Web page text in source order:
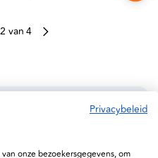
van 4
Privacybeleid
onze bezoekersgegevens, om